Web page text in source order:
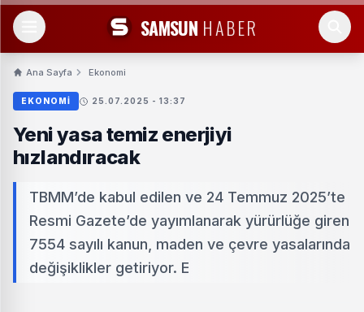
SAMSUN HABER
Ana Sayfa Ekonomi
EKONOMI 25.07.2025 - 13:37
Yeni yasa temiz enerjiyi
hızlandıracak
TBMM’de kabul edilen ve 24 Temmuz 2025’te
Resmi Gazete’de yayımlanarak yürürlüğe giren
7554 sayılı kanun, maden ve çevre yasalarında
değişiklikler getiriyor. E